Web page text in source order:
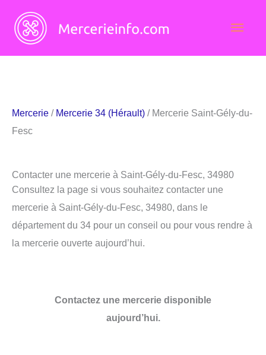
contenu
Mercerie / Mercerie 34 (Hérault) / Mercerie Saint-Gély-du-
Fesc
Contacter une mercerie à Saint-Gély-du-Fesc, 34980
Consultez la page si vous souhaitez contacter une
mercerie à Saint-Gély-du-Fesc, 34980, dans le
département du 34 pour un conseil ou pour vous rendre à
la mercerie ouverte aujourd’hui.
Contactez une mercerie disponible
aujourd’hui.